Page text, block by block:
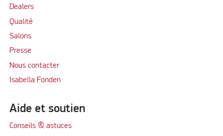
Dealers
Qualité
Salons
Presse
Nous contacter
Isabella Fonden
Aide et soutien
Conseils & astuces